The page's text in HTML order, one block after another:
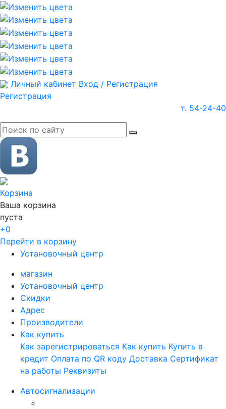
Личный кабинет Вход / Регистрация
Регистрация
т. 54-24-40
Корзина
Ваша корзина
пуста
+0
Перейти в корзину
Установочный центр
магазин
Установочный центр
Скидки
Адрес
Производители
Как купить
Как зарегистрироваться Как купить Купить в
кредит Оплата по QR коду Доставка Сертификат
на работы Реквизиты
Автосигнализации